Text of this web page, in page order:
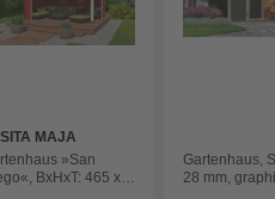
MAJA
»San
BxHxT: 465 x
Gartenhaus,
28 mm,